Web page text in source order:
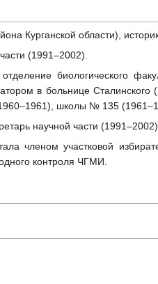
Курганской области),
(1991–2002).
биологического
в больнице Сталинского
школы № 135
научной части (1991–2002).
членом участковой
контроля ЧГМИ.